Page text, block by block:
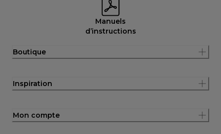
Manuels
d’instructions
Boutique
Inspiration
Mon compte